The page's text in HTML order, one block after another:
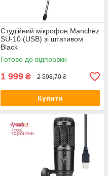
Студійний мікрофон Manchez
SU-10 (USB) зі штативом
Black
Готово до відправки
1 999 ₴ 2 598,70 ₴
Купити